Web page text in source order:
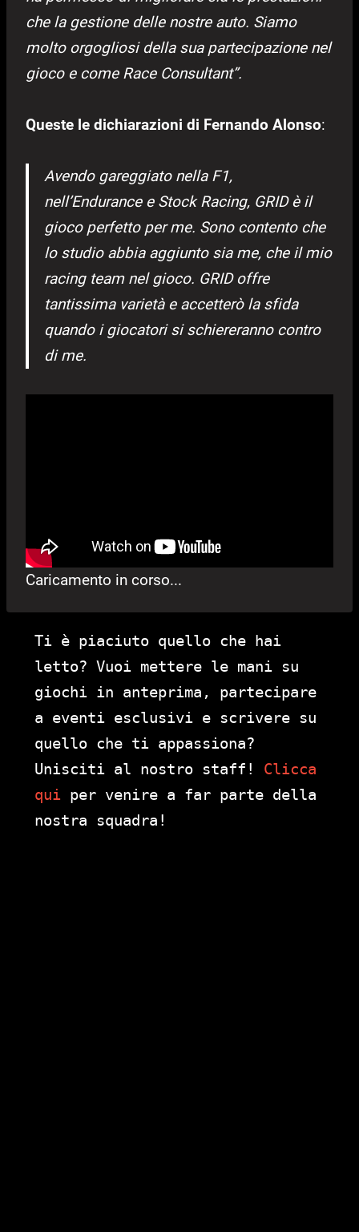
che la gestione delle nostre auto. Siamo
molto orgogliosi della sua partecipazione nel
gioco e come Race Consultant”.
Queste le dichiarazioni di Fernando Alonso:
Avendo gareggiato nella F1,
nell’Endurance e Stock Racing, GRID è il
gioco perfetto per me. Sono contento che
lo studio abbia aggiunto sia me, che il mio
racing team nel gioco. GRID offre
tantissima varietà e accetterò la sfida
quando i giocatori si schiereranno contro
di me.
Caricamento in corso...
Ti è piaciuto quello che hai
letto? Vuoi mettere le mani su
giochi in anteprima, partecipare
a eventi esclusivi e scrivere su
quello che ti appassiona?
Unisciti al nostro staff! Clicca
qui per venire a far parte della
nostra squadra!